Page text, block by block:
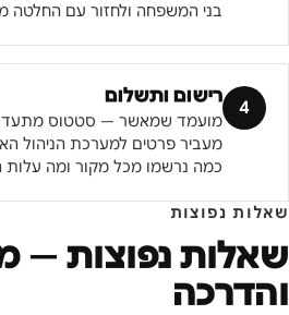
בני המשפחה ולחזור עם החלטה
4
רישום ותשלום
מעביר פרטים למערכת הניהול
כמה נרשמו מכל מקור ומה עלות
שאלות נפוצות
שאלות נפוצות —
והדרכה